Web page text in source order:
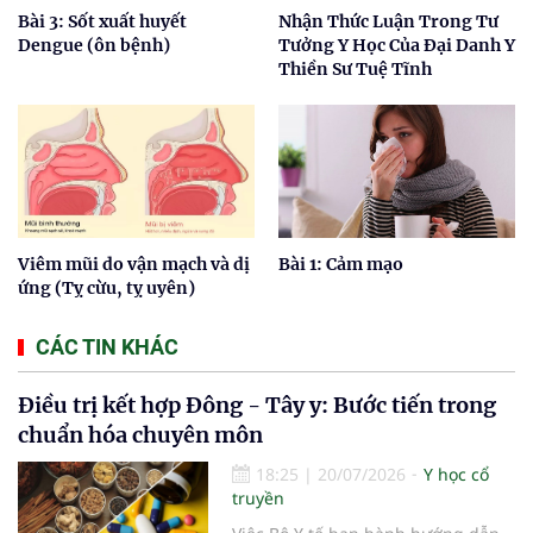
Bài 3: Sốt xuất huyết
Dengue (ôn bệnh)
Nhận Thức Luận Trong Tư
Tưởng Y Học Của Đại Danh Y
Thiền Sư Tuệ Tĩnh
Viêm mũi do vận mạch và dị
ứng (Tỵ cừu, tỵ uyên)
Bài 1: Cảm mạo
CÁC TIN KHÁC
Điều trị kết hợp Đông - Tây y: Bước tiến trong
chuẩn hóa chuyên môn
18:25 | 20/07/2026
Y học cổ
truyền